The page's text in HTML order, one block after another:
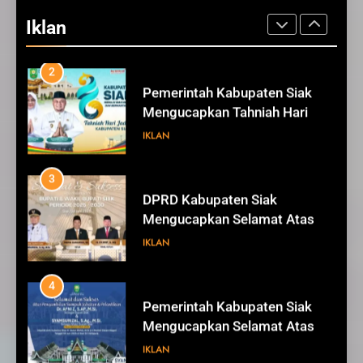
Iklan
Mengucapkan Tahniah Hari
Jadi ke-26 Kabupaten Siak
3
DPRD Kabupaten Siak
Mengucapkan Selamat Atas
Pengambilan Sumpah Jabatan
IKLAN
4
Pemerintah Kabupaten Siak
Mengucapkan Selamat Atas
Pengambilan Sumpah Jabatan
IKLAN
5
DPRD Kabupaten Siak
Mengucapkan Selamat Hari
Pendidikan Nasional
IKLAN